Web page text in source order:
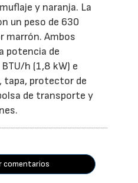
y naranja. La
un peso de 630
marrón. Ambos
potencia de
h (1,8 kW) e
tapa, protector de
de transporte y
comentarios